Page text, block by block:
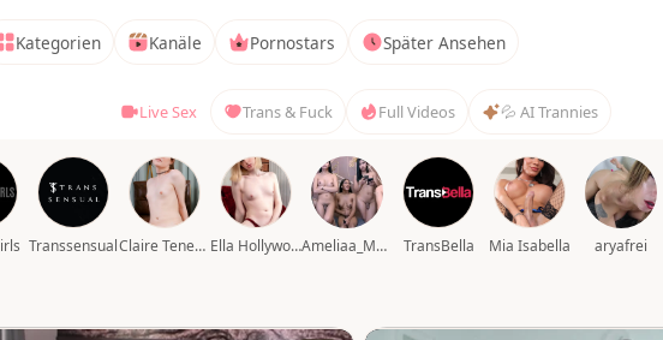
Kategorien Kanäle Pornostars Später Ansehen
Live Sex Trans & Fuck Full Videos 💦 AI Trannies
Transsensual Claire Tenebrarum Ella Hollywood Ameliaa_Mckinley TransBella Mia Isabella aryafrei